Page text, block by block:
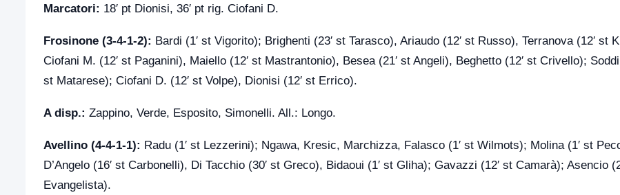
Marcatori: 18′ pt Dionisi, 36′ pt rig. Ciofani D.
Frosinone (3-4-1-2): Bardi (1′ st Vigorito); Brighenti (23′ st Tarasco), Ariaudo (12′ st Russo), Terranova (12′ st
Ciofani M. (12′ st Paganini), Maiello (12′ st Mastrantonio), Besea (21′ st Angeli), Beghetto (12′ st Crivello);
st Matarese); Ciofani D. (12′ st Volpe), Dionisi (12′ st Errico).
A disp.: Zappino, Verde, Esposito, Simonelli. All.: Longo.
Avellino (4-4-1-1): Radu (1′ st Lezzerini); Ngawa, Kresic, Marchizza, Falasco (1′ st Wilmots); Molina (1′ st
D’Angelo (16′ st Carbonelli), Di Tacchio (30′ st Greco), Bidaoui (1′ st Gliha); Gavazzi (12′ st Camarà); Asencio
Evangelista).